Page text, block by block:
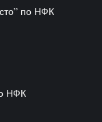
по НФК
НФК